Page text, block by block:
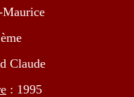
Claude
: 1995